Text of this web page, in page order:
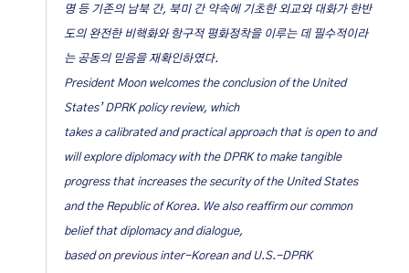
명 등 기존의 남북 간, 북미 간 약속에 기초한 외교와 대화가 한반
도의 완전한 비핵화와 항구적 평화정착을 이루는 데 필수적이라
는 공동의 믿음을 재확인하였다.
President Moon welcomes the conclusion of the United
States’ DPRK policy review, which
takes a calibrated and practical approach that is open to and
will explore diplomacy with the DPRK to make tangible
progress that increases the security of the United States
and the Republic of Korea. We also reaffirm our common
belief that diplomacy and dialogue,
based on previous inter-Korean and U.S.-DPRK